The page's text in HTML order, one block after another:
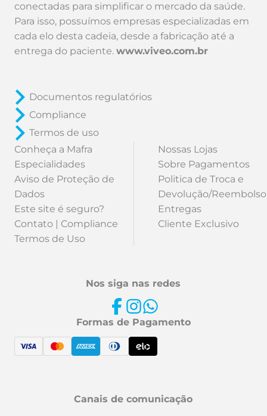
conectadas para simplificar o mercado da saúde.
Para isso, possuímos empresas especializadas em
cada elo desta cadeia, desde a fabricação até a
entrega do paciente.www.viveo.com.br
Documentos regulatórios
Compliance
Termos de uso
Conheça a Mafra
Especialidades
Aviso de Proteção de
Dados
Este site é seguro?
Contato | Compliance
Termos de Uso
Nossas Lojas
Sobre Pagamentos
Politica de Troca e
Devolução/Reembolso
Entregas
Cliente Exclusivo
Nos siga nas redes
Formas de Pagamento
Canais de comunicação